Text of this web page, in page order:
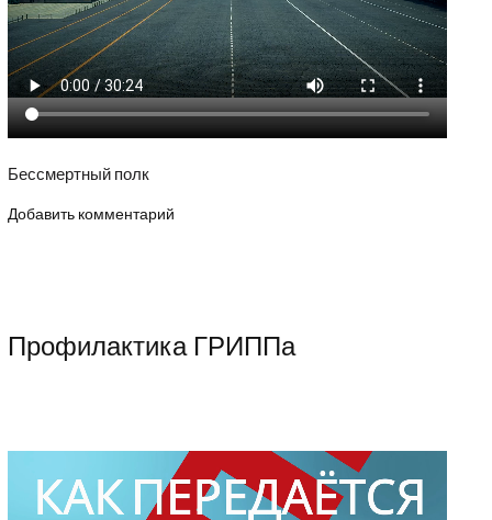
Бессмертный полк
Добавить комментарий
Профилактика ГРИППа